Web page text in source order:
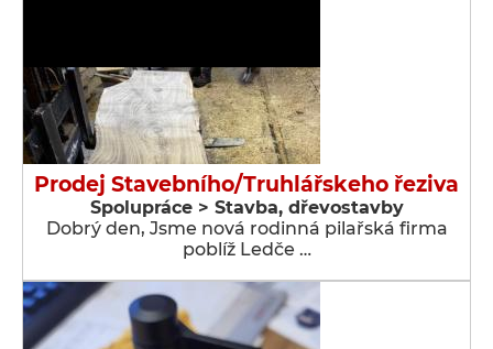
Prodej Stavebního/Truhlářskeho řeziva
Spolupráce > Stavba, dřevostavby
Dobrý den, Jsme nová rodinná pilařská firma
poblíž Ledče …